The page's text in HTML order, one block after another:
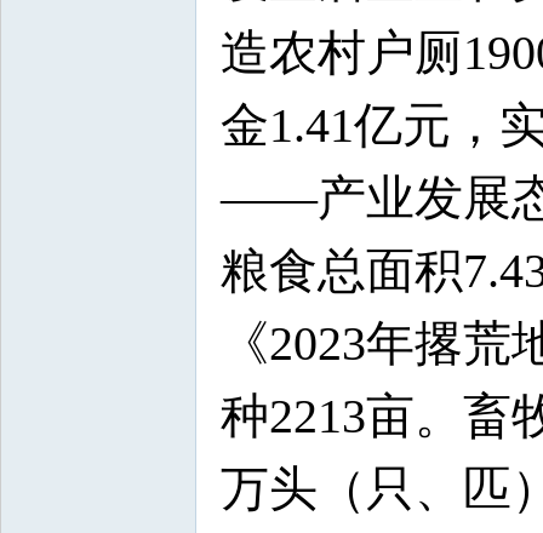
造农村户厕
金1.41亿元，
——产业发展态
粮食总面积
《2023年撂
种2213亩。畜
万头（只、匹